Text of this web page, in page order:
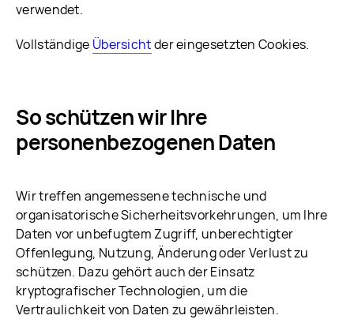
verwendet.
Vollständige Übersichtder eingesetzten Cookies.
So schützen wir Ihre
personenbezogenen Daten
Wir treffen angemessene technische und
organisatorische Sicherheitsvorkehrungen, um Ihre
Daten vor unbefugtem Zugriff, unberechtigter
Offenlegung, Nutzung, Änderung oder Verlust zu
schützen. Dazu gehört auch der Einsatz
kryptografischer Technologien, um die
Vertraulichkeit von Daten zu gewährleisten.